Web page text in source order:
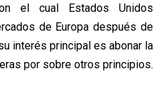
el cual Estados Unidos
de Europa después de
interés principal es abonar la
por sobre otros principios.